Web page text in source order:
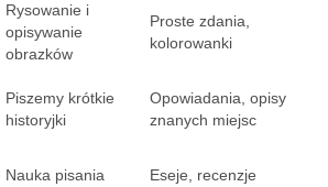
Rysowanie i
opisywanie
obrazków
Proste zdania,
kolorowanki
Piszemy krótkie
historyjki
Opowiadania, opisy
znanych miejsc
Nauka pisania
Eseje, recenzje